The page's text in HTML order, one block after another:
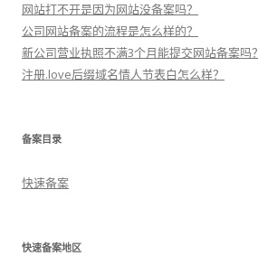
网站打不开是因为网站没备案吗？
公司网站备案的流程是怎么样的？
新公司营业执照不满3个月能提交网站备案吗？
注册.love后缀域名情人节表白怎么样？
备案目录
快速备案
快速备案地区